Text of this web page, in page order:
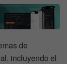
de
incluyendo el